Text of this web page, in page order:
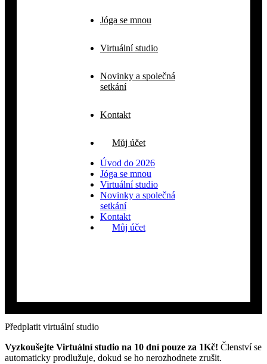
Jóga se mnou
Virtuální studio
Novinky a společná
setkání
Kontakt
Můj účet
Úvod do 2026
Jóga se mnou
Virtuální studio
Novinky a společná
setkání
Kontakt
Můj účet
Předplatit virtuální studio
Vyzkoušejte Virtuální studio na 10 dní pouze za 1Kč! Členství se
automaticky prodlužuje, dokud se ho nerozhodnete zrušit.